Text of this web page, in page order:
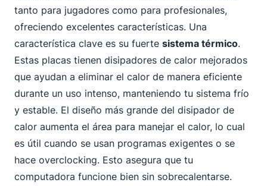
tanto para jugadores como para profesionales,
ofreciendo excelentes características. Una
característica clave es su fuerte sistema térmico.
Estas placas tienen disipadores de calor mejorados
que ayudan a eliminar el calor de manera eficiente
durante un uso intenso, manteniendo tu sistema frío
y estable. El diseño más grande del disipador de
calor aumenta el área para manejar el calor, lo cual
es útil cuando se usan programas exigentes o se
hace overclocking. Esto asegura que tu
computadora funcione bien sin sobrecalentarse.